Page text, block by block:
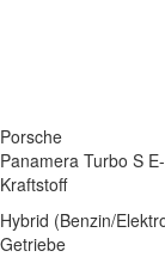
Porsche
Panamera Turbo S
Kraftstoff
Hybrid (Benzin/
Getriebe